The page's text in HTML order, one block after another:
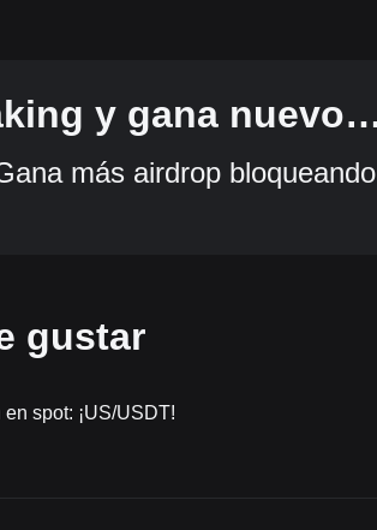
y gana nuevos
más airdrop bloqueando
gustar
spot: ¡US/USDT!